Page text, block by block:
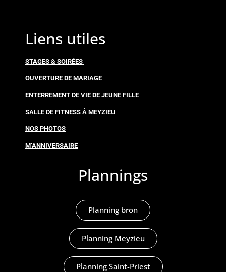
Liens utiles
STAGES & SOIRÉES
OUVERTURE DE MARIAGE
ENTERREMENT DE VIE DE JEUNE FILLE
SALLE DE FITNESS À MEYZIEU
NOS PHOTOS
M’ANNIVERSAIRE
Plannings
Planning bron
Planning Meyzieu
Planning Saint-Priest